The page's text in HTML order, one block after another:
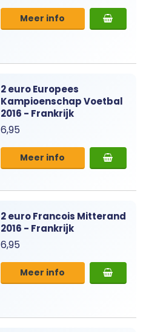
Meer info
2 euro Europees
Kampioenschap Voetbal
2016 - Frankrijk
6,95
Meer info
2 euro Francois Mitterand
2016 - Frankrijk
6,95
Meer info